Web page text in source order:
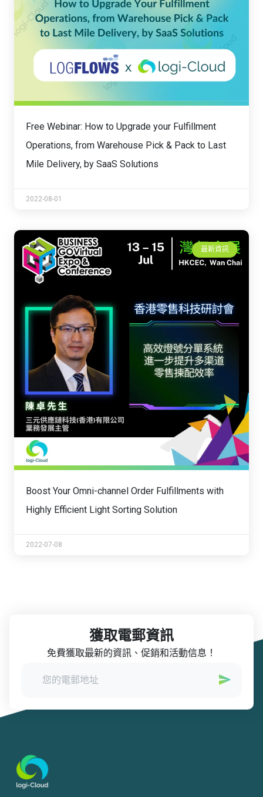
Free Webinar: How to Upgrade your Fulfillment
Operations, from Warehouse Pick & Pack to Last
Mile Delivery, by SaaS Solutions
2022-08-01
最新資訊
Boost Your Omni-channel Order Fulfillments with
Highly Efficient Light Sorting Solution
2022-07-08
獲取電郵資訊
免費獲取最新的資訊、促銷和活動信息！